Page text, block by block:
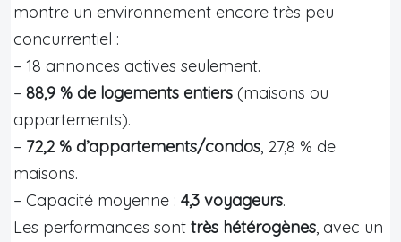
montre un environnement encore très peu
concurrentiel :
– 18 annonces actives seulement.
– 88,9 % de logements entiers (maisons ou
appartements).
– 72,2 % d’appartements/condos, 27,8 % de
maisons.
– Capacité moyenne : 4,3 voyageurs.
Les performances sont très hétérogènes, avec un